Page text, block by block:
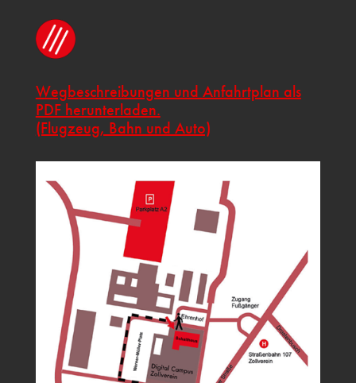
Wegbeschreibungen und Anfahrtplan als
PDF herunterladen.
(Flugzeug, Bahn und Auto)